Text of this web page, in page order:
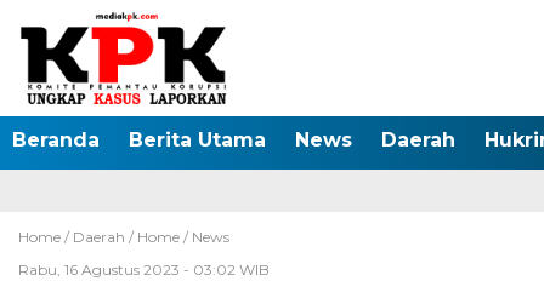
Beranda Berita Utama News Daerah
Home / Daerah / Home / News
Rabu, 16 Agustus 2023 - 03:02 WIB